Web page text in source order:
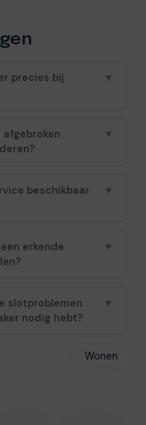
precies bij
▼
afgebroken
▼
beschikbaar
▼
erkende
▼
slotproblemen
nodig hebt?
▼
Wonen